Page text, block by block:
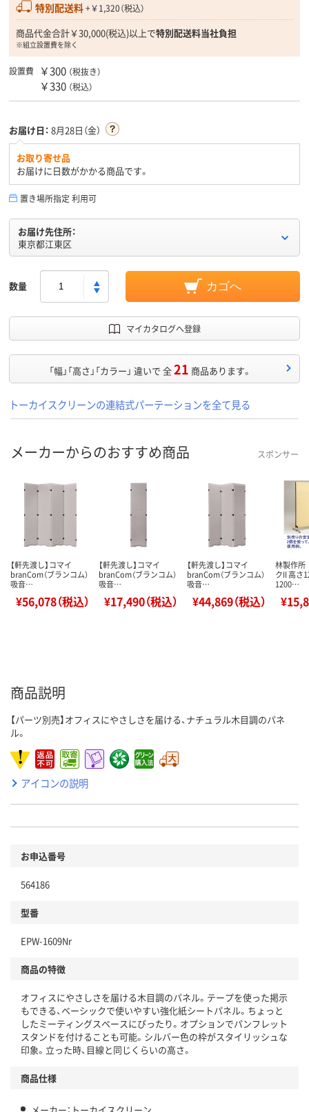
特別配送料+￥1,320（税込）
商品代金合計￥30,000(税込)以上で特別配送料当社負担
※組立設置費を除く
設置費 ￥300 （税抜き）
￥330 （税込）
お届け日： 8月28日（金）
お取り寄せ品
お届けに日数がかかる商品です。
置き場所指定 利用可
お届け先住所：
東京都江東区
数量 カゴへ
マイカタログへ登録
「幅」「高さ」「カラー」 違いで 全21 商品あります。
トーカイスクリーンの連結式パーテーションを全て見る
メーカーからのおすすめ商品 スポンサー
【軒先渡し】コマイ
branCom（ブランコム）
吸音…
¥56,078（税込）
【軒先渡し】コマイ
branCom（ブランコム）
吸音…
¥17,490（税込）
【軒先渡し】コマイ
branCom（ブランコム）
吸音…
¥44,869（税込）
林製作
クII 高さ
1200…
商品説明
【パーツ別売】オフィスにやさしさを届ける、ナチュラル木目調のパネ
ル。
アイコンの説明
お申込番号
564186
型番
EPW-1609Nr
商品の特徴
オフィスにやさしさを届ける木目調のパネル。テープを使った掲示
もできる、ベーシックで使いやすい強化紙シートパネル。ちょっと
したミーティングスペースにぴったり。オプションでパンフレット
スタンドを付けることも可能。シルバー色の枠がスタイリッシュな
印象。立った時、目線と同じくらいの高さ。
商品仕様